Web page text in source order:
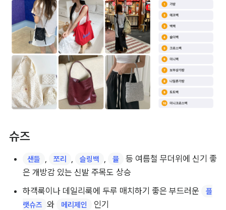
슈즈
샌들 쪼리 슬링백 뮬
등 여름철 무더위에 신기 좋
은 개방감 있는 신발 주목도 상승
하객룩이나 데일리룩에 두루 매치하기 좋은 부드러운
플
랫슈즈 와 메리제인
인기